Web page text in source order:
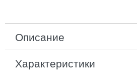
Описание
Характеристики